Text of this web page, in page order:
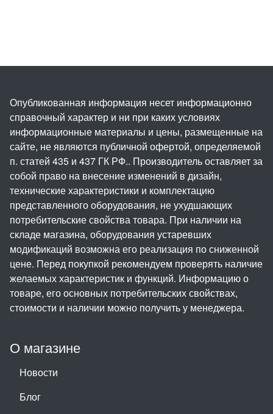
О магазине
Новости
Блог
Опубликованная информация несет информационно
справочный характер и ни при каких условиях
информационные материалы и цены, размещенные на
сайте, не являются публичной офертой, определяемой
п. статей 435 и 437 ГК РФ.. Производитель оставляет за
собой право на внесение изменений в дизайн,
технические характеристики и комплектацию
представленного оборудования, не ухудшающих
потребительские свойства товара. При наличии на
складе магазина, оборудования устаревших
модификаций возможна его реализация по сниженной
цене. Перед покупкой рекомендуем проверять наличие
желаемых характеристик и функций. Информацию о
товаре, его основных потребительских свойствах,
стоимости и наличии можно получить у менеджера.